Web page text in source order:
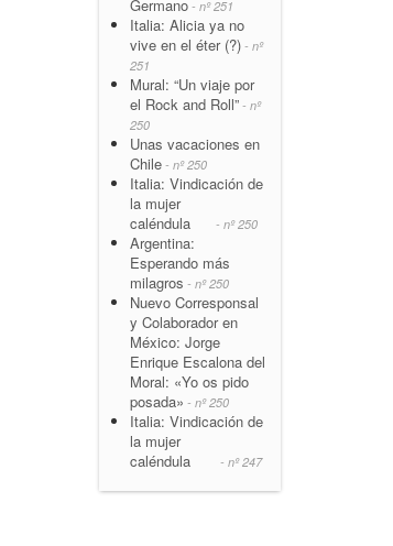
Germano - nº 251
Italia: Alicia ya no
vive en el éter (?) - nº
251
Mural: “Un viaje por
el Rock and Roll” - nº
250
Unas vacaciones en
Chile - nº 250
Italia: Vindicación de
la mujer
caléndula
- nº 250
Argentina:
Esperando más
milagros - nº 250
Nuevo Corresponsal
y Colaborador en
México: Jorge
Enrique Escalona del
Moral: «Yo os pido
posada» - nº 250
Italia: Vindicación de
la mujer
caléndula
- nº 247